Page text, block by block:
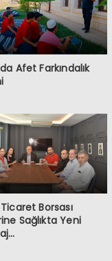
Afet Farkındalık
Ticaret Borsası
Sağlıkta Yeni